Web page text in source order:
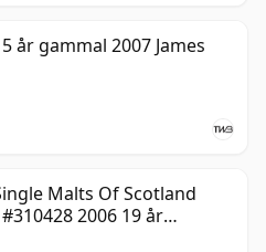
år gammal 2007 James
Malts Of Scotland
2006 19 år